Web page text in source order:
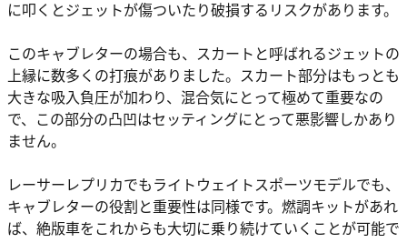
に叩くとジェットが傷ついたり破損するリスクがあります。
このキャブレターの場合も、スカートと呼ばれるジェットの
上縁に数多くの打痕がありました。スカート部分はもっとも
大きな吸入負圧が加わり、混合気にとって極めて重要なの
で、この部分の凸凹はセッティングにとって悪影響しかあり
ません。
レーサーレプリカでもライトウェイトスポーツモデルでも、
キャブレターの役割と重要性は同様です。燃調キットがあれ
ば、絶版車をこれからも大切に乗り続けていくことが可能で